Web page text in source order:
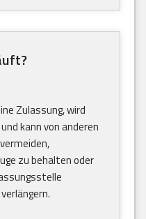
Zulassung, wird
kann von anderen
zu behalten oder